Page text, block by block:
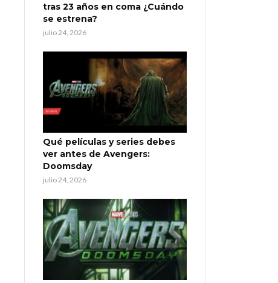
tras 23 años en coma ¿Cuándo
se estrena?
julio 24, 2026
Qué películas y series debes
ver antes de Avengers:
Doomsday
julio 24, 2026